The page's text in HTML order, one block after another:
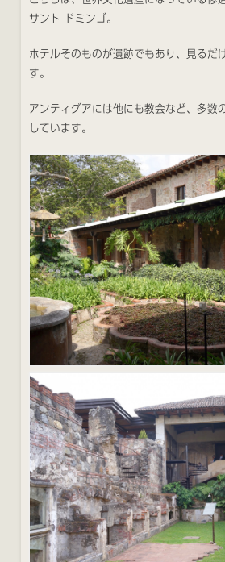
サント ドミンゴ。
ホテルそのものが遺跡でもあり、見るだ
す。
アンティグアには他にも教会など、多数
しています。